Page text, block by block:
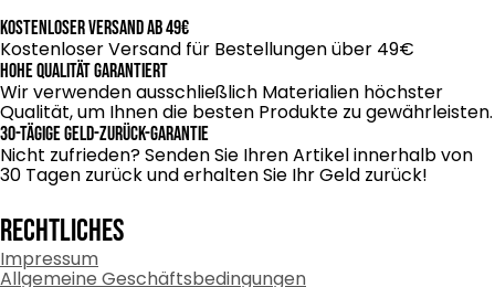
Status deiner Lieferung jederzeit verfolgen.
und farbintensives Design garantieren – auch nach
intensivem Gebrauch.
Kostenloser Versand ab 49€
Kostenloser Versand für Bestellungen über 49€
Hohe Qualität garantiert
Wir verwenden ausschließlich Materialien höchster
Qualität, um Ihnen die besten Produkte zu gewährleisten.
30-tägige Geld-zurück-Garantie
Nicht zufrieden? Senden Sie Ihren Artikel innerhalb von
30 Tagen zurück und erhalten Sie Ihr Geld zurück!
RECHTLICHES
Impressum
Allgemeine Geschäftsbedingungen